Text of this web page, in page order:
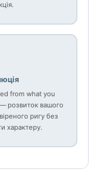
from what you
розвиток вашого
ригу без
характеру.